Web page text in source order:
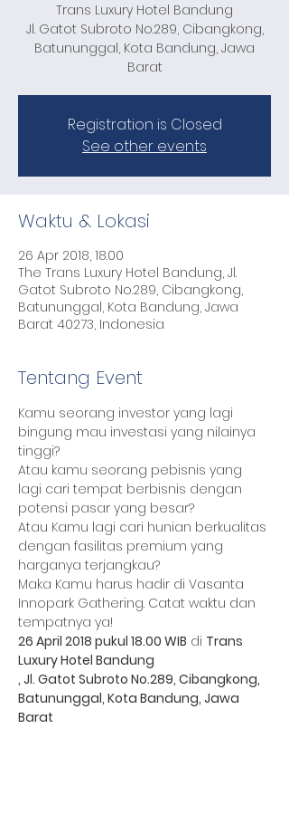
Trans Luxury Hotel Bandung
Jl. Gatot Subroto No.289, Cibangkong,
Batununggal, Kota Bandung, Jawa
Barat
Registration is Closed
See other events
Waktu & Lokasi
26 Apr 2018, 18.00
The Trans Luxury Hotel Bandung, Jl.
Gatot Subroto No.289, Cibangkong,
Batununggal, Kota Bandung, Jawa
Barat 40273, Indonesia
Tentang Event
Kamu seorang investor yang lagi
bingung mau investasi yang nilainya
Atau kamu seorang pebisnis yang
lagi cari tempat berbisnis dengan
Atau Kamu lagi cari hunian berkualitas
dengan fasilitas premium yang
Maka Kamu harus hadir di Vasanta
Innopark Gathering. Catat waktu dan
26 April 2018 pukul 18.00 WIB di Trans
Luxury Hotel Bandung
, Jl. Gatot Subroto No.289, Cibangkong,
Batununggal, Kota Bandung, Jawa
Barat